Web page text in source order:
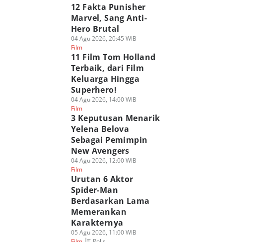
12 Fakta Punisher
Marvel, Sang Anti-
Hero Brutal
04 Agu 2026, 20:45 WIB
Film
11 Film Tom Holland
Terbaik, dari Film
Keluarga Hingga
Superhero!
04 Agu 2026, 14:00 WIB
Film
3 Keputusan Menarik
Yelena Belova
Sebagai Pemimpin
New Avengers
04 Agu 2026, 12:00 WIB
Film
Urutan 6 Aktor
Spider-Man
Berdasarkan Lama
Memerankan
Karakternya
05 Agu 2026, 11:00 WIB